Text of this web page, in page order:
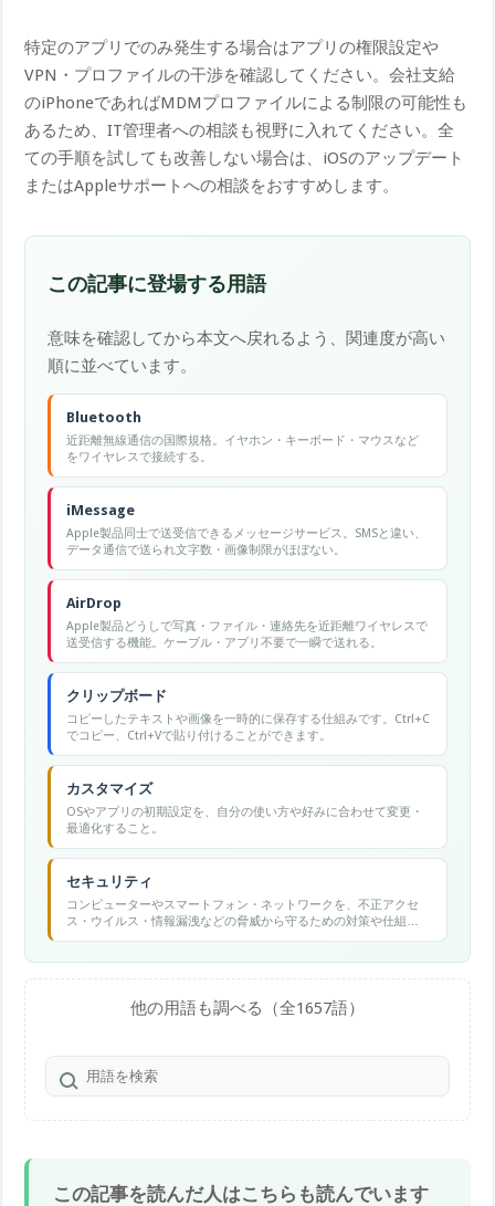
特定のアプリでのみ発生する場合はアプリの権限設定や
VPN・プロファイルの干渉を確認してください。会社支給
のiPhoneであればMDMプロファイルによる制限の可能性も
あるため、IT管理者への相談も視野に入れてください。全
ての手順を試しても改善しない場合は、iOSのアップデート
またはAppleサポートへの相談をおすすめします。
この記事に登場する用語
意味を確認してから本文へ戻れるよう、関連度が高い
順に並べています。
Bluetooth
近距離無線通信の国際規格。イヤホン・キーボード・マウスなど
をワイヤレスで接続する。
iMessage
Apple製品同士で送受信できるメッセージサービス。SMSと違い、
データ通信で送られ文字数・画像制限がほぼない。
AirDrop
Apple製品どうしで写真・ファイル・連絡先を近距離ワイヤレスで
送受信する機能。ケーブル・アプリ不要で一瞬で送れる。
クリップボード
コピーしたテキストや画像を一時的に保存する仕組みです。Ctrl+C
でコピー、Ctrl+Vで貼り付けることができます。
カスタマイズ
OSやアプリの初期設定を、自分の使い方や好みに合わせて変更・
最適化すること。
セキュリティ
コンピューターやスマートフォン・ネットワークを、不正アクセ
ス・ウイルス・情報漏洩などの脅威から守るための対策や仕組み
の総称。
他の用語も調べる（全1657語）
この記事を読んだ人はこちらも読んでいます